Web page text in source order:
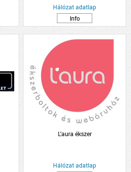
Hálózat adatlap
Info
L'aura ékszer
Hálózat adatlap